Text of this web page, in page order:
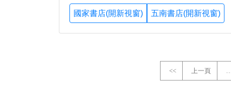
國家書店(開新視窗) 五南書店(開新視窗)
<< 上一頁